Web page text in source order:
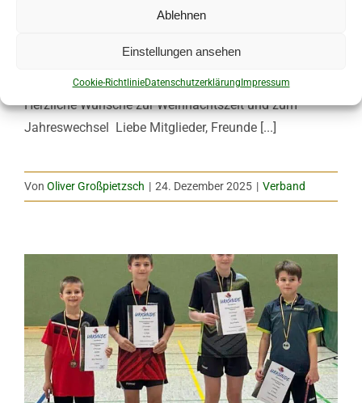
Ablehnen
Einstellungen ansehen
Cookie-RichtlinieDatenschutzerklärung Impressum
Weihnachtsgruß des
Kreisfachverbands Tischtennis
Herzliche Wünsche zur Weihnachtszeit und zum
Jahreswechsel Liebe Mitglieder, Freunde [...]
Von Oliver Großpietzsch | 24. Dezember 2025 | Verband